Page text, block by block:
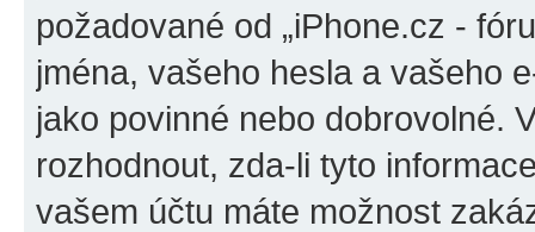
požadované od „iPhone.cz -
jména, vašeho hesla a vašeho
jako povinné nebo dobrovolné.
rozhodnout, zda-li tyto
vašem účtu máte možnost